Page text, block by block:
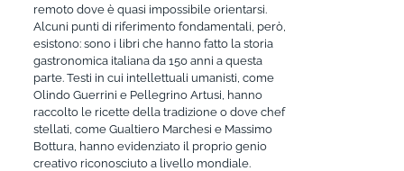
remoto dove è quasi impossibile orientarsi.
Alcuni punti di riferimento fondamentali, però,
esistono: sono i libri che hanno fatto la storia
gastronomica italiana da 150 anni a questa
parte. Testi in cui intellettuali umanisti, come
Olindo Guerrini e Pellegrino Artusi, hanno
raccolto le ricette della tradizione o dove chef
stellati, come Gualtiero Marchesi e Massimo
Bottura, hanno evidenziato il proprio genio
creativo riconosciuto a livello mondiale.